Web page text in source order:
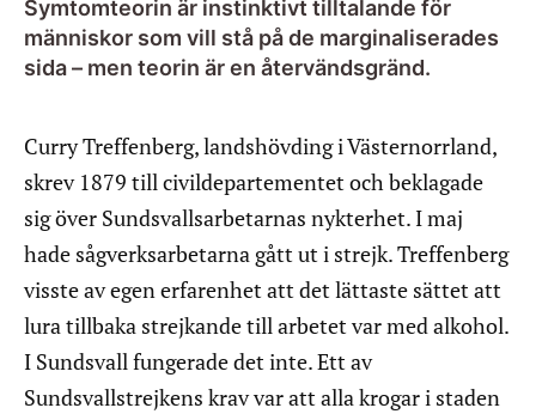
Symtomteorin är instinktivt tilltalande för
människor som vill stå på de marginaliserades
sida – men teorin är en återvändsgränd.
Curry Treffenberg, landshövding i Västernorrland,
skrev 1879 till civildepartementet och beklagade
sig över Sundsvallsarbetarnas nykterhet. I maj
hade sågverksarbetarna gått ut i strejk. Treffenberg
visste av egen erfarenhet att det lättaste sättet att
lura tillbaka strejkande till arbetet var med alkohol.
I Sundsvall fungerade det inte. Ett av
Sundsvallstrejkens krav var att alla krogar i staden